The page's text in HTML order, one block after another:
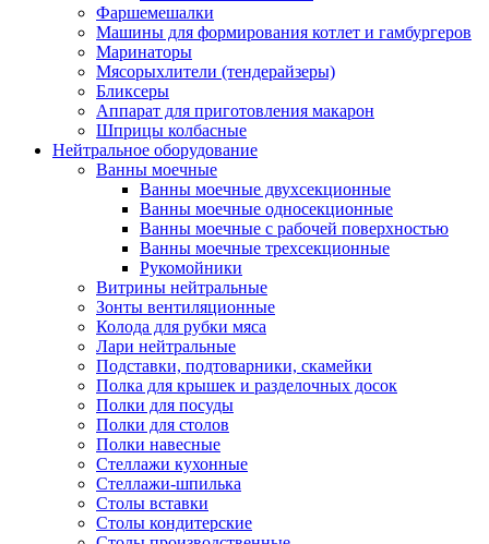
Фаршемешалки
Машины для формирования котлет и гамбургеров
Маринаторы
Мясорыхлители (тендерайзеры)
Бликсеры
Аппарат для приготовления макарон
Шприцы колбасные
Нейтральное оборудование
Ванны моечные
Ванны моечные двухсекционные
Ванны моечные односекционные
Ванны моечные с рабочей поверхностью
Ванны моечные трехсекционные
Рукомойники
Витрины нейтральные
Зонты вентиляционные
Колода для рубки мяса
Лари нейтральные
Подставки, подтоварники, скамейки
Полка для крышек и разделочных досок
Полки для посуды
Полки для столов
Полки навесные
Стеллажи кухонные
Стеллажи-шпилька
Столы вставки
Столы кондитерские